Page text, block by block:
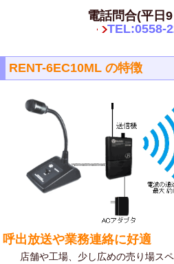
電話問合(平日
TEL:0558-
RENT-6EC10ML の特徴
呼出放送や業務連絡に好適
店舗や工場、少し広めの売り場ス